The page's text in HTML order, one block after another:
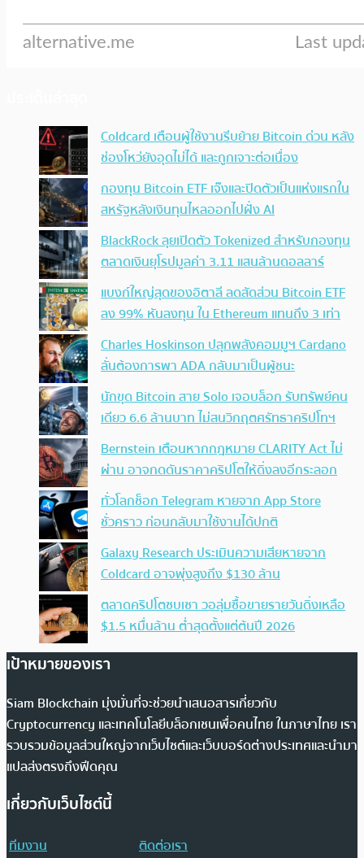
Coldcard เตือนผู้ใช้งานรีบย้าย Bitcoin ด่วน หลัง
ช่องโหว่ยังอุดไม่ได้ และถูกเจาะต่อเนื่อง
กองทุน Bitcoin ETF เจ๊งและปิดตัวเป็นแห่งแรกใน
สหรัฐหลังเงินทุนไหลออกไปฝั่ง AI
BlackRock ลุยเปิดตัว Tokenized สำหรับกองทุน
ตลาดเงินยุโรปมูลค่า 3.11 แสนล้านดอลลาร์
แบงก์ใหญ่สุดของอิตาลี ลดสัดส่วน Bitcoin ETF
ลง 99% หันลงทุน ใน Ethereum แทนถึง 3 เท่า
Charles Hoskinson ปลุกพลังคอมมูฯ Cardano
ลั่นต้องการพา ADA กลับมาเป็นผู้ชนะ
นักขุด Bitcoin สาย Solo เจอบล็อก รับทรัพย์คน
เดียว 6.6 ล้านบาท ไม่สนวิกฤตศรัทธาคริปโทฯ
Bernstein เตือนหากกฎหมาย CLARITY Act ไม่
ผ่าน อาจกดดันราคาคริปโตให้ดิ่งลงอีกระลอก
ทั่วโลกช็อก Telegram หายจาก App Store
ชั่วคราว ก่อนกลับมาใช้งานได้ปกติ
Galaxy Research ประเมินความเสียหายจาก
Coldcard อาจพุ่งสูงถึง $130 ล้าน
ตลาดคริปโตซบเซา วอลุ่มซื้อขายรายวันดิ่งเหลือ
$1.5 หมื่นล้าน ต่ำสุดตั้งแต่ต้นปี 2026
เป้าหมายของเรา
Siam Blockchain มุ่งมั่นที่จะช่วยนำเสนอสารเกี่ยวกับ
Cryptocurrency และเทคโนโลยีบล็อกเชนเพื่อคนไทย ในภาษาไทย เรา
รวบรวมข้อมูลส่วนใหญ่จากเว็บไซต์และเว็บบอร์ดต่างประเทศและนำมา
แปลส่งตรงถึงฟีดคุณ
เกี่ยวกับเว็บไซต์นี้
ทีมงาน
ติดต่อเรา